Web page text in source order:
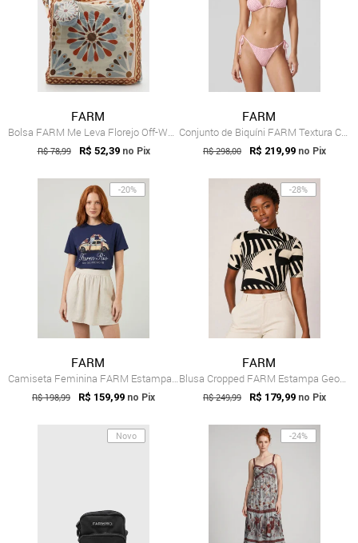
FARM
Bolsa FARM Me Leva Florejo Off-White
R$ 78,99 R$ 52,39 no Pix
FARM
Conjunto de Biquíni FARM Textura Cavalo Rosa
R$ 298,00 R$ 219,99 no Pix
-20%
FARM
Camiseta Feminina FARM Estampa Carro Vin...
R$ 198,99 R$ 159,99 no Pix
-28%
FARM
Blusa Cropped FARM Estampa Geométrica Preto
R$ 249,99 R$ 179,99 no Pix
Novo -24%